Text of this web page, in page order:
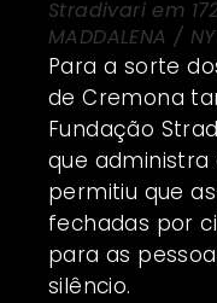
Stradivari em
MADDALENA /
Para a sorte
de Cremona
Fundação
que administra
permitiu que
fechadas por
para as
silêncio.